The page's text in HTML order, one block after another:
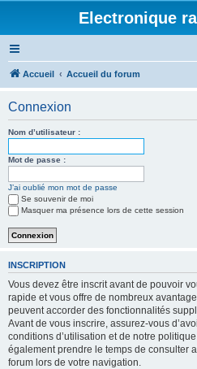
Electronique
Accueil Accueil du forum
Connexion
Nom d’utilisateur :
Mot de passe :
J’ai oublié mon mot de passe
Se souvenir de moi
Masquer ma présence lors de cette session
INSCRIPTION
Vous devez être inscrit avant de pouvoir
rapide et vous offre de nombreux
peuvent accorder des fonctionnalités
Avant de vous inscrire, assurez-vous
conditions d’utilisation et de notre
également prendre le temps de consulter
forum lors de votre navigation.